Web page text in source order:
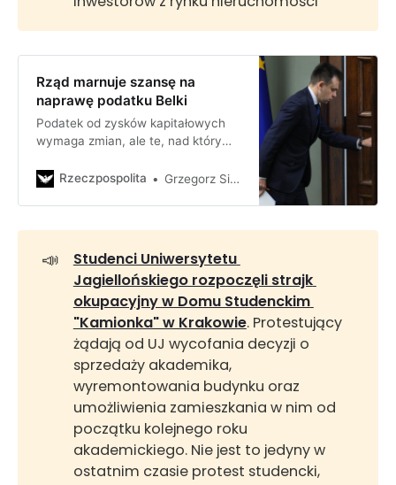
Rząd marnuje szansę na
naprawę podatku Belki
Podatek od zysków kapitałowych
wymaga zmian, ale te, nad którymi
daninę nadmiernie skomplikować –
Rzeczpospolita Grzegorz Siemionczyk
📣
Studenci Uniwersytetu
Jagiellońskiego rozpoczęli strajk
okupacyjny w Domu Studenckim
"Kamionka" w Krakowie. Protestujący
żądają od UJ wycofania decyzji o
sprzedaży akademika,
wyremontowania budynku oraz
umożliwienia zamieszkania w nim od
początku kolejnego roku
akademickiego. Nie jest to jedyny w
ostatnim czasie protest studencki,